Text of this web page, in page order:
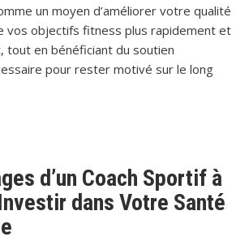
un moyen d’améliorer votre qualité
vos objectifs fitness plus rapidement et
tout en bénéficiant du soutien
pour rester motivé sur le long
d’un Coach Sportif à
dans Votre Santé